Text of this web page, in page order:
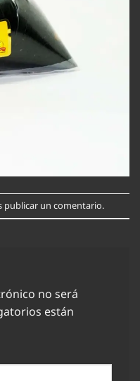
publicar un comentario.
no será
están